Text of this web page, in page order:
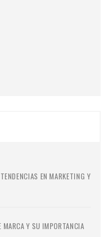
EN MARKETING Y
MARCA Y SU IMPORTANCIA